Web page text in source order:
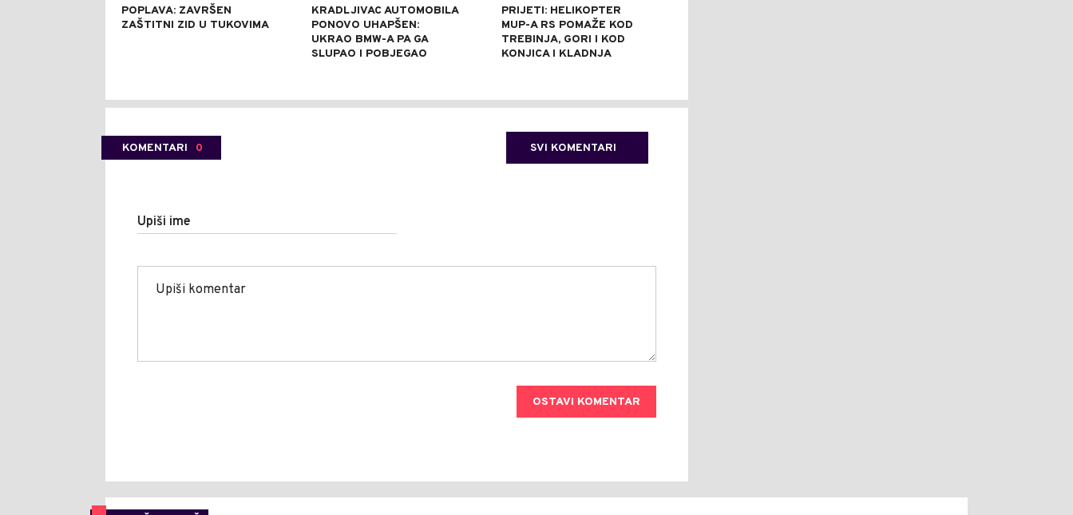
POPLAVA: ZAVRŠEN
ZAŠTITNI ZID U TUKOVIMA
KRADLJIVAC AUTOMOBILA
PONOVO UHAPŠEN:
UKRAO BMW-A PA GA
SLUPAO I POBJEGAO
PRIJETI: HELIKOPTER
MUP-A RS POMAŽE KOD
TREBINJA, GORI I KOD
KONJICA I KLADNJA
KOMENTARI 0 SVI KOMENTARI
Upiši ime
OSTAVI KOMENTAR